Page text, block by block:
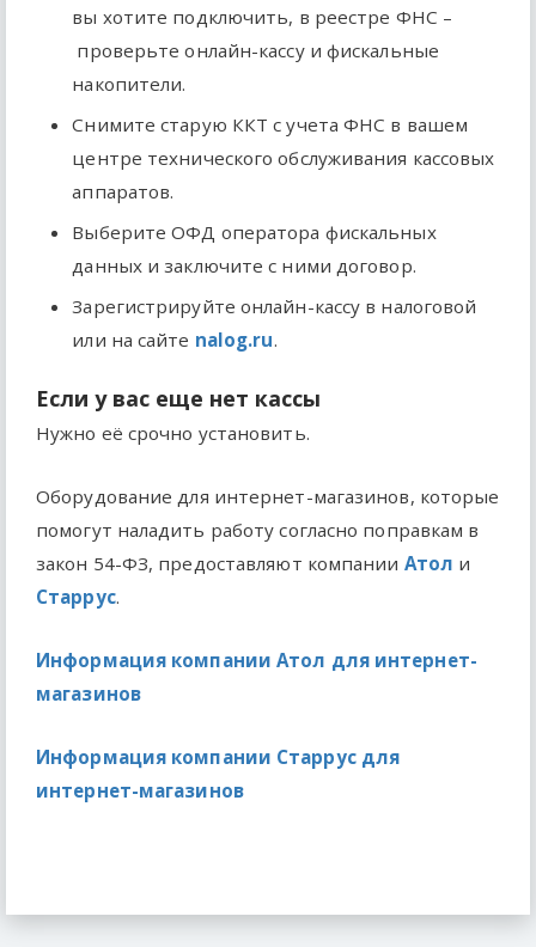
вы хотите подключить, в реестре ФНС –
проверьте онлайн-кассу и фискальные
накопители.
Снимите старую ККТ с учета ФНС в вашем
центре технического обслуживания кассовых
аппаратов.
Выберите ОФД оператора фискальных
данных и заключите с ними договор.
Зарегистрируйте онлайн-кассу в налоговой
или на сайте nalog.ru.
Если у вас еще нет кассы
Нужно её срочно установить.
Оборудование для интернет-магазинов, которые
помогут наладить работу согласно поправкам в
закон 54-ФЗ, предоставляют компании Атол и
Старрус.
Информация компании Атол для интернет-
магазинов
Информация компании Старрус для
интернет-магазинов